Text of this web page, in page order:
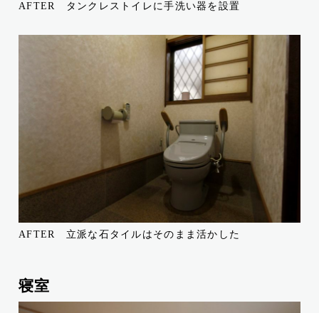
AFTER タンクレストイレに手洗い器を設置
AFTER 立派な石タイルはそのまま活かした
寝室